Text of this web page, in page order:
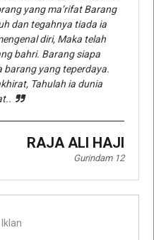
yang ma’rifat Barang
dan tegahnya tiada ia
diri, Maka telah
bahri. Barang siapa
barang yang teperdaya.
Tahulah ia dunia
RAJA ALI HAJI
Gurindam 12